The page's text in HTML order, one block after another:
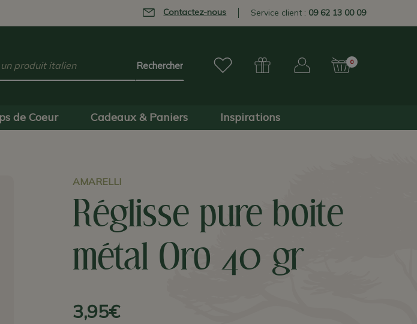
Contactez-nous Service client : 09 62 13 00 09
0
de Coeur Cadeaux & Paniers Inspirations
AMARELLI
Réglisse pure boite
métal Oro 40 gr
3,95€